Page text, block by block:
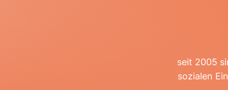
seit 2005
sozialen